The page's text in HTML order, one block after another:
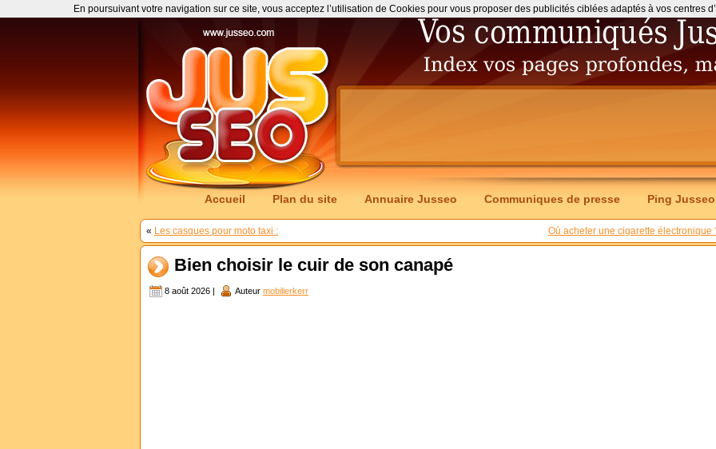
Accueil Plan du site Annuaire Jusseo Communiques de presse Ping Jusseo
« Les casques pour moto taxi : Où acheter une cigarette électronique
Bien choisir le cuir de son canapé
8 août 2026 | Auteur mobilierkerr
En poursuivant votre navigation sur ce site, vous acceptez l’utilisation de Cookies pour vous proposer des publicités ciblées adaptés à vos centres